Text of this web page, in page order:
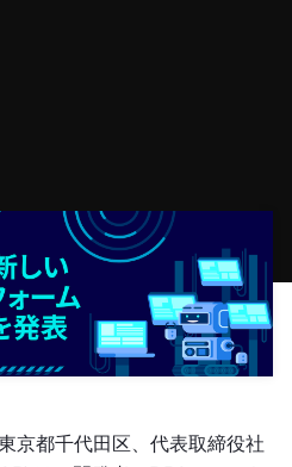
TiKV
OSS Insight
活用
近代化
認定資格試験
可用性、安全性について紹介し
パートナー
始める
京都千代田区、代表取締役社